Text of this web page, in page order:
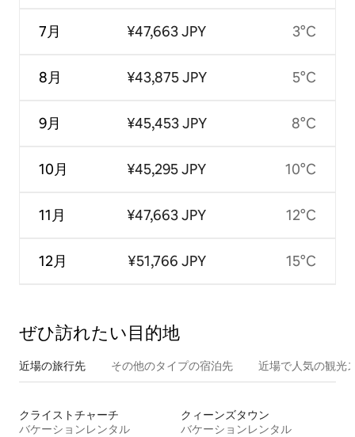
7月
8月
9月
10月
11月
12月
¥47,663 JPY
¥43,875 JPY
¥45,453 JPY
¥45,295 JPY
¥47,663 JPY
¥51,766 JPY
3°C
5°C
8°C
10°C
12°C
15°C
ぜひ訪⁠れ⁠た⁠い目⁠的⁠地
近場の旅行先 その他のタ⁠イ⁠プ⁠の宿⁠泊⁠先 近場で人気の観光
クライストチャーチ
バケーションレンタル
クィーンズタウン
バケーションレンタル